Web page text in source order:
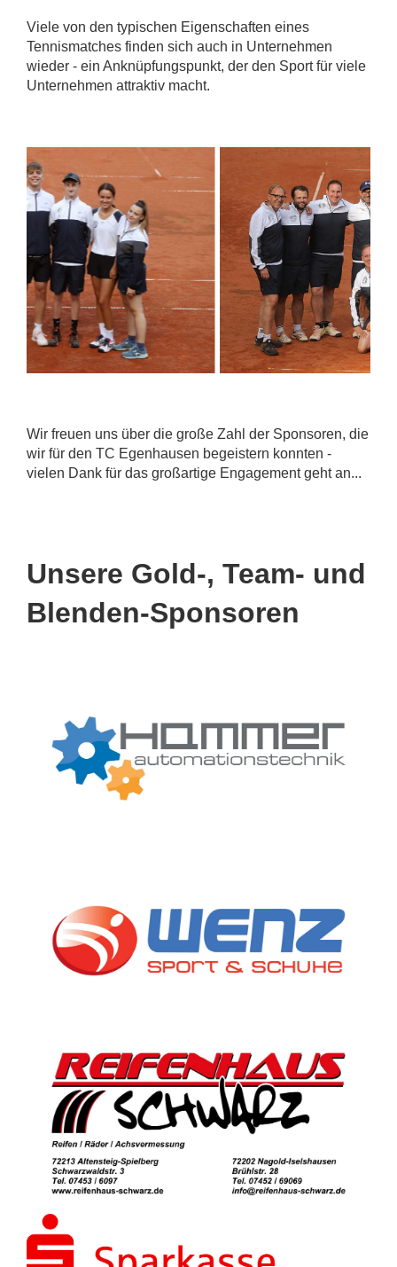
Viele von den typischen Eigenschaften eines
Tennismatches finden sich auch in Unternehmen
wieder - ein Anknüpfungspunkt, der den Sport für viele
Unternehmen attraktiv macht.
Wir freuen uns über die große Zahl der Sponsoren, die
wir für den TC Egenhausen begeistern konnten -
vielen Dank für das großartige Engagement geht an...
Unsere Gold-, Team- und
Blenden-Sponsoren